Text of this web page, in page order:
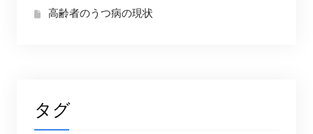
高齢者のうつ病の現状
タグ